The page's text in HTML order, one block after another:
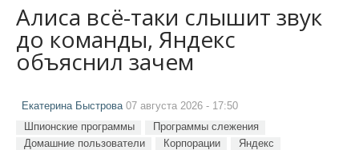
Алиса всё-таки слышит звук
до команды, Яндекс
объяснил зачем
Екатерина Быстрова 07 августа 2026 - 17:50
Шпионские программы
Программы слежения
Домашние пользователи
Корпорации Яндекс